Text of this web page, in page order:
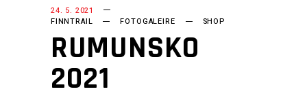
24. 5. 2021
FINNTRAIL
FOTOGALEIRE SHOP
RUMUNSKO
2021